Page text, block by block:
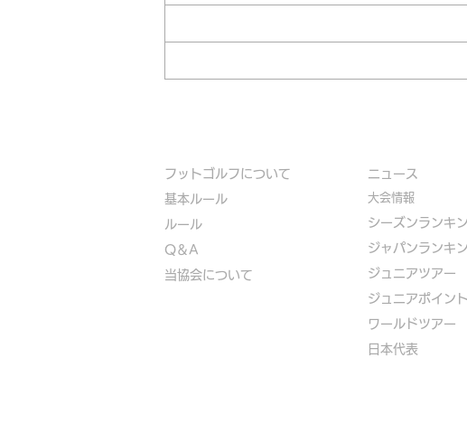
フットゴルフについて
基本ルール
ルール
Q＆A
​当協会について
​ニュース
大会情報
シーズンランキ
ジャパンランキ
ジュニアツアー
ジュニアポイン
​ワールドツアー
​​日本代表